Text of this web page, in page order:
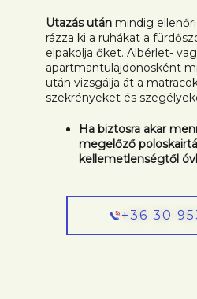
Utazás után mindig
rázza ki a ruhákat a
elpakolja őket. Albérlet-
apartmantulajdonosként
után vizsgálja át a
szekrényeket és
Ha biztosra akar
megelőző
kellemetlenségtől
+36 30